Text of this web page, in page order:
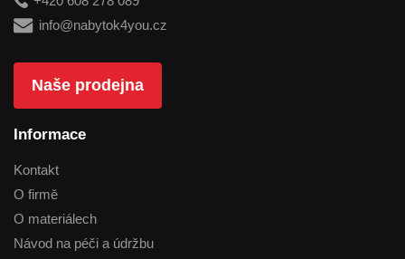
info@nabytok4you.cz
Naše prodejna
Informace
Kontakt
O firmě
O materiálech
Návod na péči a údržbu